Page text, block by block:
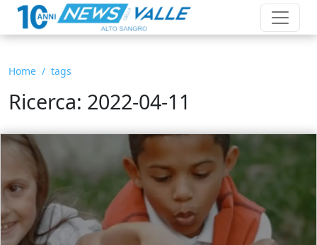
Home tags
Ricerca: 2022-04-11